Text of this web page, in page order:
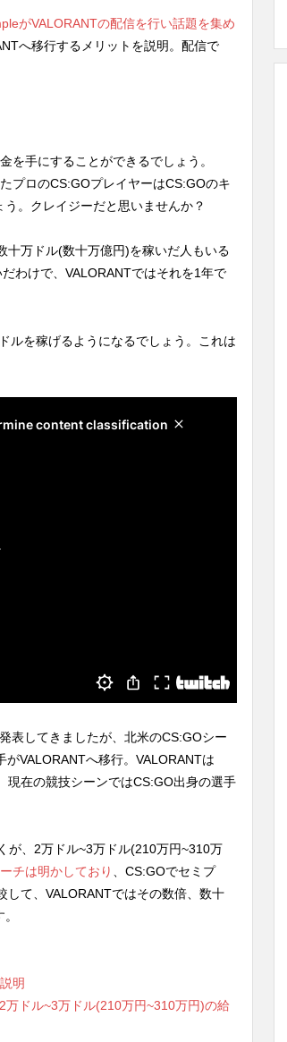
がVALORANTの配信を行い話題を集め
へ移行するメリットを説明。配信で
を手にすることができるでしょう。
プロのCS:GOプレイヤーはCS:GOのキ
。クレイジーだと思いませんか？
万ドル(数十万億円)を稼いだ人もいる
わけで、VALORANTではそれを1年で
ルを稼げるようになるでしょう。これは
表してきましたが、北米のCS:GOシー
VALORANTへ移行。VALORANTは
現在の競技シーンではCS:GO出身の選手
が、2万ドル~3万ドル(210万円~310万
チは明かしており
、CS:GOでセミプ
して、VALORANTではその数倍、数十
明
ドル~3万ドル(210万円~310万円)の給